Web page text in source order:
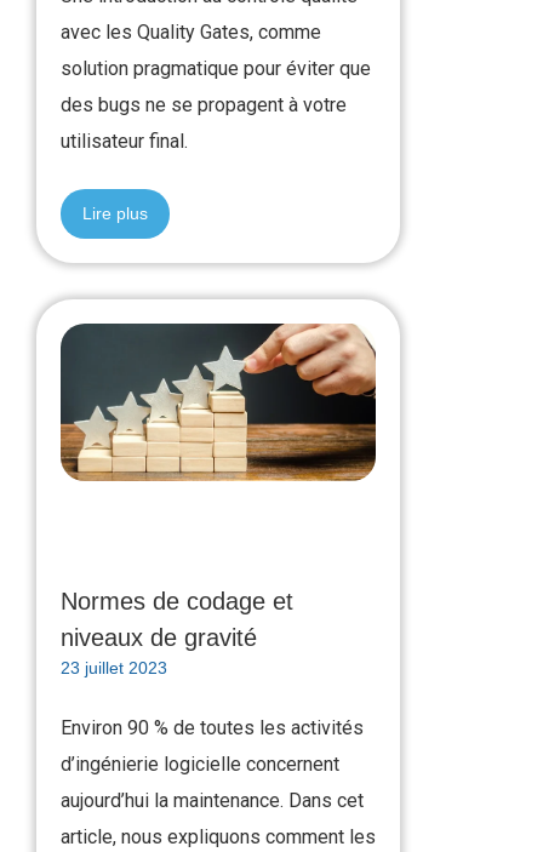
avec les Quality Gates, comme
solution pragmatique pour éviter que
des bugs ne se propagent à votre
utilisateur final.
Lire plus
Normes de codage et
niveaux de gravité
23 juillet 2023
Environ 90 % de toutes les activités
d’ingénierie logicielle concernent
aujourd’hui la maintenance. Dans cet
article, nous expliquons comment les